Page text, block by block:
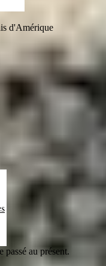
d'Amérique
au présent.